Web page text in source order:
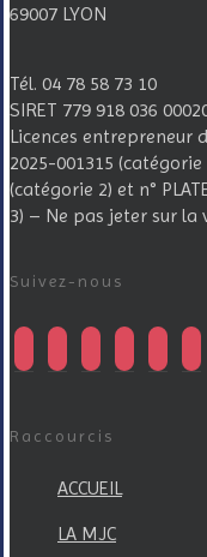
69007 LYON
Tél. 04 78 58 73 10
SIRET 779 918 036
Licences entrepreneur
2025-001315 (catégorie
(catégorie 2) et n°
3) – Ne pas jeter sur la
Suivez-nous
Raccourcis
ACCUEIL
LA MJC